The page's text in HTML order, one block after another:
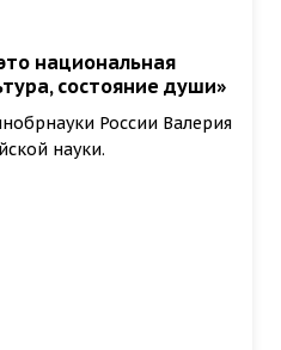
национальная
состояние души»
России Валерия
науки.